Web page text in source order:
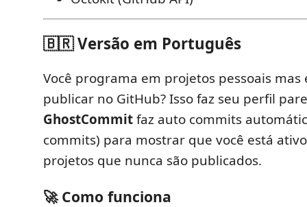
🇧🇷 Versão em Português
Você programa em projetos pessoais mas
publicar no GitHub? Isso faz seu perfil
GhostCommitfaz auto commits
commits) para mostrar que você está
projetos que nunca são publicados.
🚀 Como funciona